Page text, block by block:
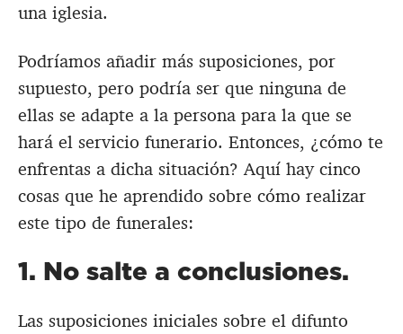
una iglesia.
Podríamos añadir más suposiciones, por
supuesto, pero podría ser que ninguna de
ellas se adapte a la persona para la que se
hará el servicio funerario. Entonces, ¿cómo te
enfrentas a dicha situación? Aquí hay cinco
cosas que he aprendido sobre cómo realizar
este tipo de funerales:
1. No salte a conclusiones.
Las suposiciones iniciales sobre el difunto